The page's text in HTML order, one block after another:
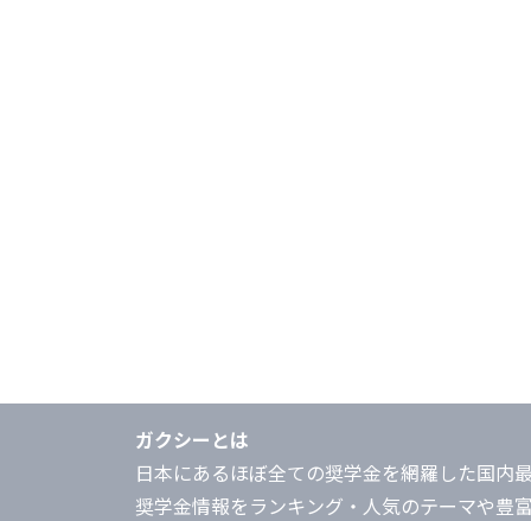
ガクシーとは
日本にあるほぼ全ての奨学金を網羅した国内
奨学金情報をランキング・人気のテーマや豊